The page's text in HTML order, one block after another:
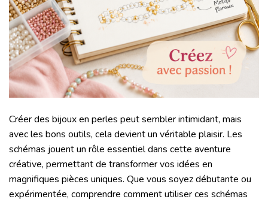
Créer des bijoux en perles peut sembler intimidant, mais
avec les bons outils, cela devient un véritable plaisir. Les
schémas jouent un rôle essentiel dans cette aventure
créative, permettant de transformer vos idées en
magnifiques pièces uniques. Que vous soyez débutante ou
expérimentée, comprendre comment utiliser ces schémas